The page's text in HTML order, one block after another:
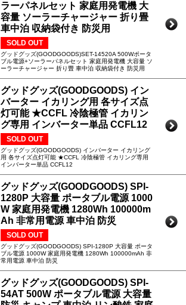
ラーパネルセット 家庭用発電機 大
容量 ソーラーチャージャー 折り畳
車中泊 収納袋付き 防災用
SOLD OUT
グッドグッズ(GOODGOODS)SET-14520A 500Wポータ
ブル電源+ソーラーパネルセット 家庭用発電機 大容量 ソ
ーラーチャージャー 折り畳 車中泊 収納袋付き 防災用
グッドグッズ(GOODGOODS) イン
バーター イカリング用 各サイズ点
灯可能 ★CCFL 冷陰極管 イカリン
グ専用 インバーター単品 CCFL12
SOLD OUT
グッドグッズ(GOODGOODS) インバーター イカリング
用 各サイズ点灯可能 ★CCFL 冷陰極管 イカリング専用
インバーター単品 CCFL12
グッドグッズ(GOODGOODS) SPI-
1280P 大容量 ポータブル電源 1000
W 家庭用発電機 1280Wh 100000m
Ah 非常用電源 車中泊 防災
SOLD OUT
グッドグッズ(GOODGOODS) SPI-1280P 大容量 ポータ
ブル電源 1000W 家庭用発電機 1280Wh 100000mAh 非
常用電源 車中泊 防災
グッドグッズ(GOODGOODS) SPI-
54AT 500W ポータブル電源 大容量